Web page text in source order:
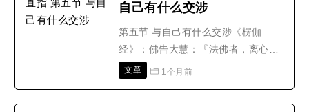
《法华经》。因为《法华经》的力量
很大，它能够驱除身边负面..
自己有什么交涉
第五节 与自己有什么交涉《楞伽
经》：佛告大慧：『法佛者，离心自
性相，自觉圣智所缘境界，建立施
文章 1个月前